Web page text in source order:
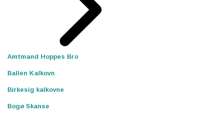
Amtmand Hoppes Bro
Ballen Kalkovn
Birkesig kalkovne
Bogø Skanse